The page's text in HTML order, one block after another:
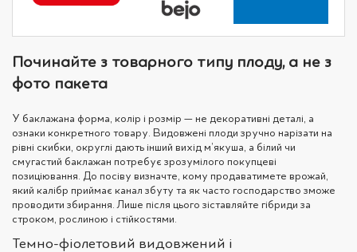
Починайте з товарного типу плоду, а не з
фото пакета
У баклажана форма, колір і розмір — не декоративні деталі, а
ознаки конкретного товару. Видовжені плоди зручно нарізати на
рівні скибки, округлі дають інший вихід м’якуша, а білий чи
смугастий баклажан потребує зрозумілого покупцеві
позиціювання. До посіву визначте, кому продаватимете врожай,
який калібр приймає канал збуту та як часто господарство зможе
проводити збирання. Лише після цього зіставляйте гібриди за
строком, рослиною і стійкостями.
Темно-фіолетовий видовжений і